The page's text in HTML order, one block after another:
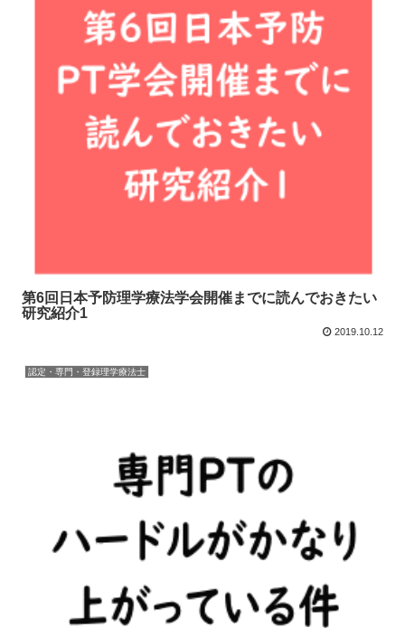
第6回日本予防理学療法学会開催までに読んでおきたい
研究紹介1
2019.10.12
認定・専門・登録理学療法士